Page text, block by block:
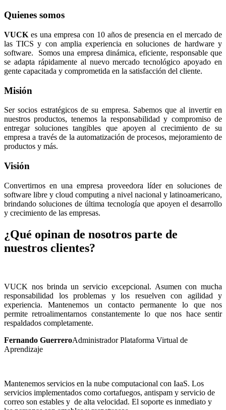
Quienes somos
VUCK es una empresa con 10 años de presencia en el mercado de
las TICS y con amplia experiencia en soluciones de hardware y
software. Somos una empresa dinámica, eficiente, responsable que
se adapta rápidamente al nuevo mercado tecnológico apoyado en
gente capacitada y comprometida en la satisfacción del cliente.
Misión
Ser socios estratégicos de su empresa. Sabemos que al invertir en
nuestros productos, tenemos la responsabilidad y compromiso de
entregar soluciones tangibles que apoyen al crecimiento de su
empresa a través de la automatización de procesos, mejoramiento de
productos y más.
Visión
Convertirnos en una empresa proveedora líder en soluciones de
software libre y cloud computing a nivel nacional y latinoamericano,
brindando soluciones de última tecnología que apoyen el desarrollo
y crecimiento de las empresas.
¿Qué opinan de nosotros parte de
nuestros clientes?
VUCK nos brinda un servicio excepcional. Asumen con mucha
responsabilidad los problemas y los resuelven con agilidad y
experiencia. Mantenemos un contacto permanente lo que nos
permite retroalimentarnos constantemente lo que nos hace sentir
respaldados completamente.
Fernando GuerreroAdministrador Plataforma Virtual de
Aprendizaje
Mantenemos servicios en la nube computacional con IaaS. Los
servicios implementados como cortafuegos, antispam y servicio de
correo son estables y de alta velocidad. El soporte es inmediato y